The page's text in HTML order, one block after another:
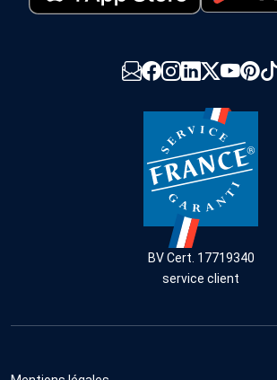
BV Cert. 17719340
service client